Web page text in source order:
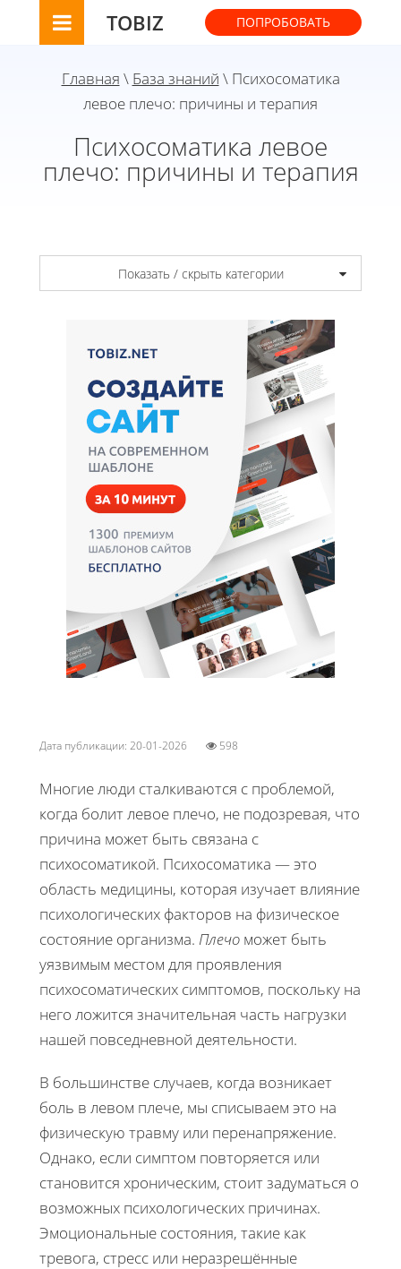
TOBIZ ПОПРОБОВАТЬ
Главная \ База знаний \ Психосоматика
левое плечо: причины и терапия
Психосоматика левое
плечо: причины и терапия
Показать / скрыть категории
Дата публикации: 20-01-2026 598
Многие люди сталкиваются с проблемой,
когда болит левое плечо, не подозревая, что
причина может быть связана с
психосоматикой. Психосоматика — это
область медицины, которая изучает влияние
психологических факторов на физическое
состояние организма. Плечо может быть
уязвимым местом для проявления
психосоматических симптомов, поскольку на
него ложится значительная часть нагрузки
нашей повседневной деятельности.
В большинстве случаев, когда возникает
боль в левом плече, мы списываем это на
физическую травму или перенапряжение.
Однако, если симптом повторяется или
становится хроническим, стоит задуматься о
возможных психологических причинах.
Эмоциональные состояния, такие как
тревога, стресс или неразрешённые